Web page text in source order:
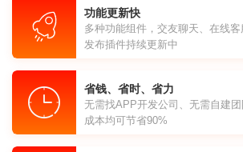
功能更新快
多种功能组件，交友聊天、在线
发布插件持续更新中
省钱、省时、省力
无需找APP开发公司、无需自建
成本均可节省90%